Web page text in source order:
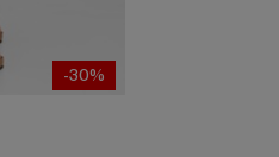
-30%